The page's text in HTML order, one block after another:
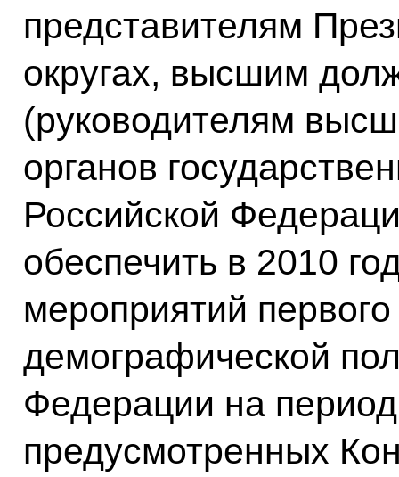
представителям
округах, высшим
(руководителям
органов
Российской
обеспечить в 2010
мероприятий
демографической
Федерации на
предусмотренных